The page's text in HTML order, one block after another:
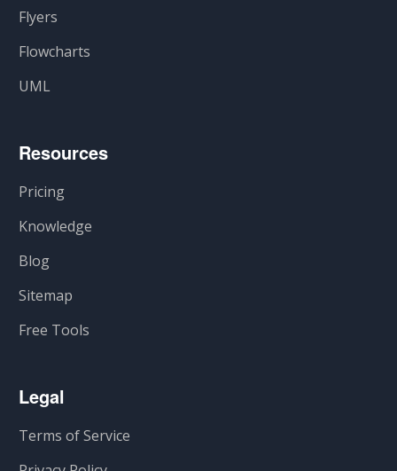
Flyers
Flowcharts
UML
Resources
Pricing
Knowledge
Blog
Sitemap
Free Tools
Legal
Terms of Service